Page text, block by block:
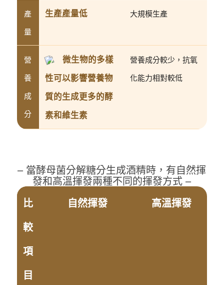
產
量
生產產量低 大規模生產
營
養
成
分
微生物的多樣
性可以影響營養物
質的生成更多的酵
素和維生素
營養成分較少，抗氧
化能力相對較低
– 當酵母菌分解糖分生成酒精時，有自然揮
發和高溫揮發兩種不同的揮發方式 –
比
較
項
目
自然揮發 高溫揮發